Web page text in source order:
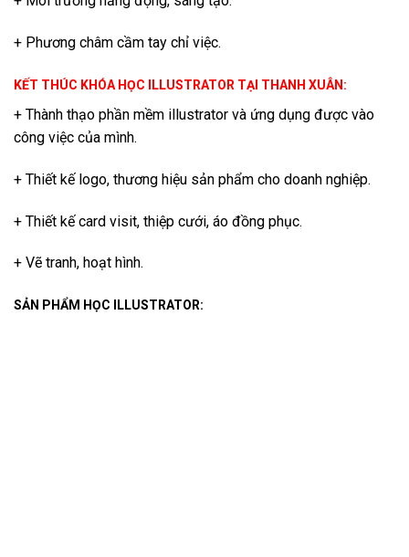
+ Phương châm cầm tay chỉ việc.
KẾT THÚC KHÓA HỌC ILLUSTRATOR TẠI THANH XUÂN:
+ Thành thạo phần mềm illustrator và ứng dụng được vào
công việc của mình.
+ Thiết kế logo, thương hiệu sản phẩm cho doanh nghiệp.
+ Thiết kế card visit, thiệp cưới, áo đồng phục.
+ Vẽ tranh, hoạt hình.
SẢN PHẨM HỌC ILLUSTRATOR: